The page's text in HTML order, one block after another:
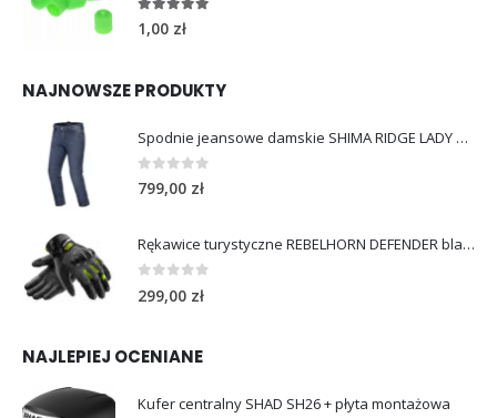
5.00 out of 5
1,00 zł
NAJNOWSZE PRODUKTY
Spodnie jeansowe damskie SHIMA RIDGE LADY blue
0out of 5
799,00 zł
Rękawice turystyczne REBELHORN DEFENDER black yellow fluo
out of 5
299,00 zł
NAJLEPIEJ OCENIANE
Kufer centralny SHAD SH26 + płyta montażowa